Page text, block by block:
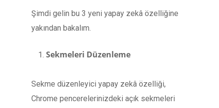
Şimdi gelin bu 3 yeni yapay zekâ özelliğine
yakından bakalım.
Sekmeleri Düzenleme
Sekme düzenleyici yapay zekâ özelliği,
Chrome pencerelerinizdeki açık sekmeleri